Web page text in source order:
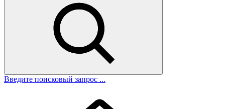
Введите поисковый запрос ...